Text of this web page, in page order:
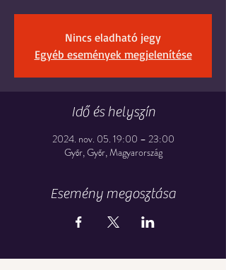
Nincs eladható jegy
Egyéb események megjelenítése
Idő és helyszín
2024. nov. 05. 19:00 – 23:00
Győr, Győr, Magyarország
Esemény megosztása